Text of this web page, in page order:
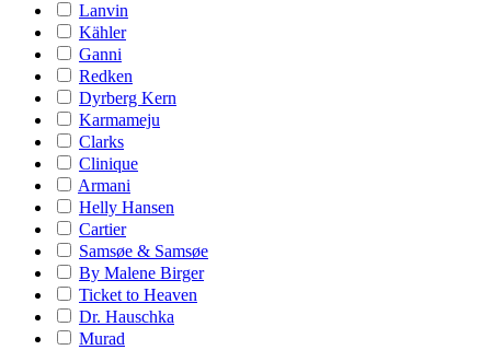
Lanvin
Kähler
Ganni
Redken
Dyrberg Kern
Karmameju
Clarks
Clinique
Armani
Helly Hansen
Cartier
Samsøe & Samsøe
By Malene Birger
Ticket to Heaven
Dr. Hauschka
Murad